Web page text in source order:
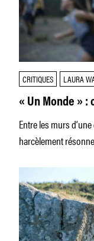
CRITIQUES LAURA
« Un Monde »
Entre les murs
harcèlement